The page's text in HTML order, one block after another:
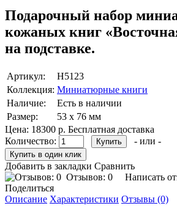
Подарочный набор
кожаных книг
на подставке.
Артикул:
Н5123
Коллекция: Миниатюрные книги
Наличие:
Есть в наличии
Размер:
53 х 76 мм
Цена: 18300 р. Бесплатная доставка
Количество:
- или -
Добавить в закладки Сравнить
Отзывов: 0
Написать
Поделиться
Описание Характеристики Отзывы (0)